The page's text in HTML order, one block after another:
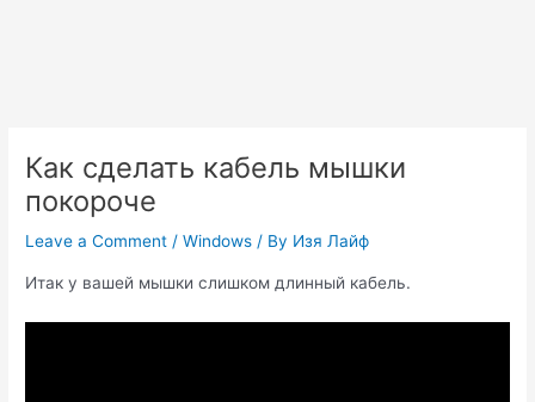
Как сделать кабель мышки
покороче
Leave a Comment /Windows / By Изя Лайф
Итак у вашей мышки слишком длинный кабель.